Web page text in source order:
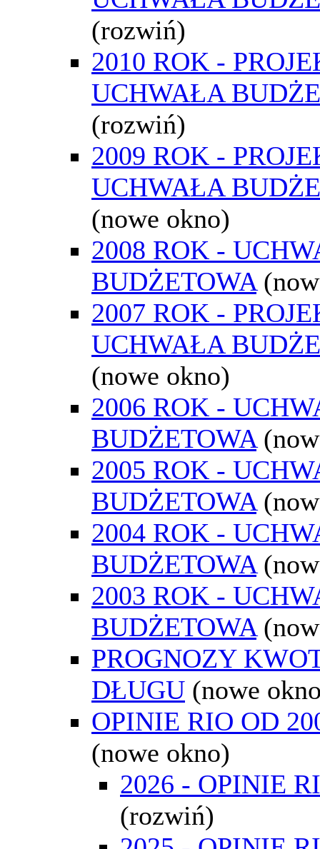
(rozwiń)
2010 ROK -
UCHWAŁA
(rozwiń)
2009 ROK -
UCHWAŁA
(nowe okno)
2008 ROK -
BUDŻETOWA
2007 ROK -
UCHWAŁA
(nowe okno)
2006 ROK -
BUDŻETOWA
2005 ROK -
BUDŻETOWA
2004 ROK -
BUDŻETOWA
2003 ROK -
BUDŻETOWA
PROGNOZY
DŁUGU (nowe
OPINIE RIO OD
(nowe okno)
2026 - OPINIE
(rozwiń)